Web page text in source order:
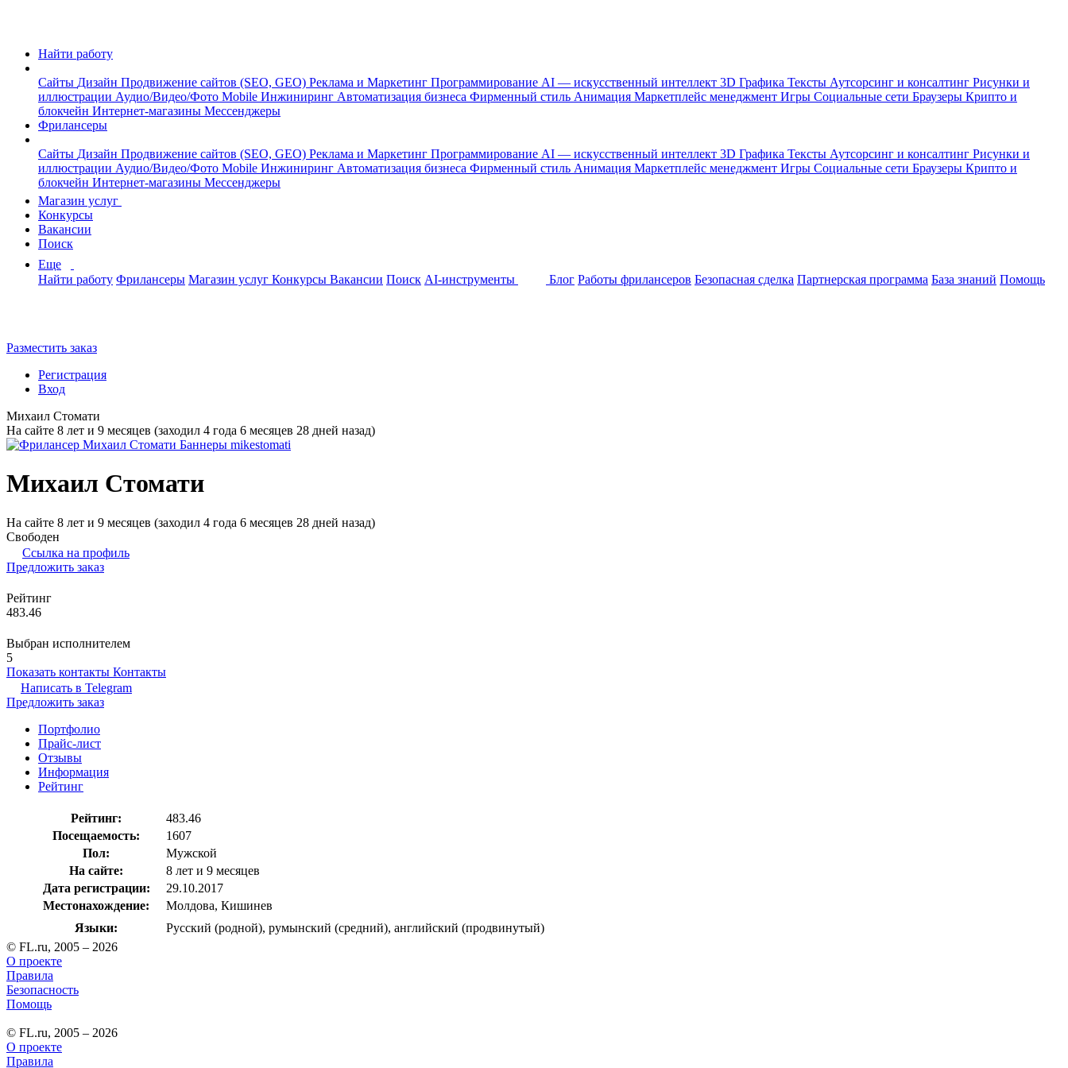
Найти работу
Сайты Дизайн Продвижение сайтов (SEO, GEO) Реклама и Маркетинг Программирование AI — искусственный интеллект 3D Графика Тексты Аутсорсинг и консалтинг Рисунки и
иллюстрации Аудио/Видео/Фото Mobile Инжиниринг Автоматизация бизнеса Фирменный стиль Анимация Маркетплейс менеджмент Игры Социальные сети Браузеры Крипто и
блокчейн Интернет-магазины Мессенджеры
Фрилансеры
Сайты Дизайн Продвижение сайтов (SEO, GEO) Реклама и Маркетинг Программирование AI — искусственный интеллект 3D Графика Тексты Аутсорсинг и консалтинг Рисунки и
иллюстрации Аудио/Видео/Фото Mobile Инжиниринг Автоматизация бизнеса Фирменный стиль Анимация Маркетплейс менеджмент Игры Социальные сети Браузеры Крипто и
блокчейн Интернет-магазины Мессенджеры
Магазин услуг
Конкурсы
Вакансии
Поиск
Еще
Найти работу Фрилансеры Магазин услуг Конкурсы Вакансии Поиск AI-инструменты Блог Работы фрилансеров Безопасная сделка Партнерская программа База знаний Помощь
Разместить заказ
Регистрация
Вход
Михаил Стомати
На сайте 8 лет и 9 месяцев (заходил 4 года 6 месяцев 28 дней назад)
Михаил Стомати
На сайте 8 лет и 9 месяцев (заходил 4 года 6 месяцев 28 дней назад)
Свободен
Ссылка на профиль
Предложить заказ
Рейтинг
483.46
Выбран исполнителем
5
Показать контакты Контакты
Написать в Telegram
Предложить заказ
Портфолио
Прайс-лист
Отзывы
Информация
Рейтинг
Рейтинг:
483.46
Посещаемость:
1607
Пол:
Мужской
На сайте:
8 лет и 9 месяцев
Дата регистрации:
29.10.2017
Местонахождение:
Молдова, Кишинев
Языки:
Русский (родной), румынский (средний), английский (продвинутый)
© FL.ru, 2005 – 2026
О проекте
Правила
Безопасность
Помощь
© FL.ru, 2005 – 2026
О проекте
Правила